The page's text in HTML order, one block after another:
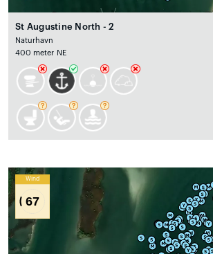
St Augustine North - 2
Naturhavn
400 meter NE
Wind
67